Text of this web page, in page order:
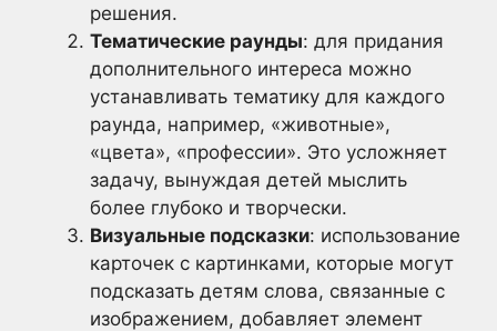
решения.
Тематические раунды: для придания
дополнительного интереса можно
устанавливать тематику для каждого
раунда, например, «животные»,
«цвета», «профессии». Это усложняет
задачу, вынуждая детей мыслить
более глубоко и творчески.
Визуальные подсказки: использование
карточек с картинками, которые могут
подсказать детям слова, связанные с
изображением, добавляет элемент